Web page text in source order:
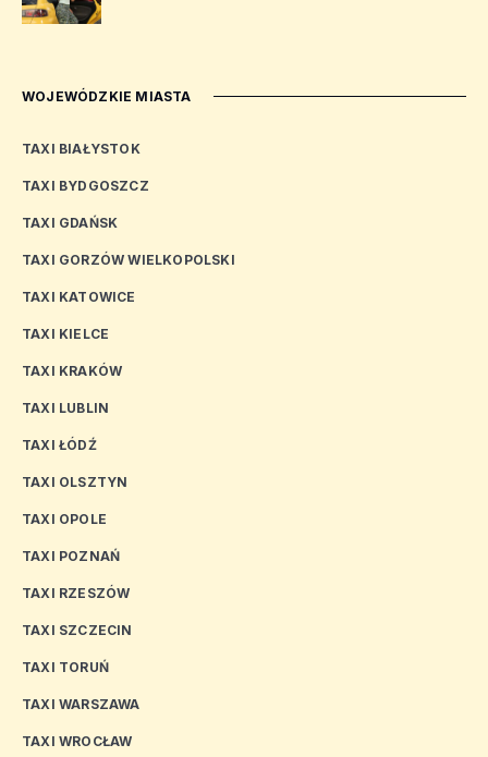
WOJEWÓDZKIE MIASTA
TAXI BIAŁYSTOK
TAXI BYDGOSZCZ
TAXI GDAŃSK
TAXI GORZÓW WIELKOPOLSKI
TAXI KATOWICE
TAXI KIELCE
TAXI KRAKÓW
TAXI LUBLIN
TAXI ŁÓDŹ
TAXI OLSZTYN
TAXI OPOLE
TAXI POZNAŃ
TAXI RZESZÓW
TAXI SZCZECIN
TAXI TORUŃ
TAXI WARSZAWA
TAXI WROCŁAW